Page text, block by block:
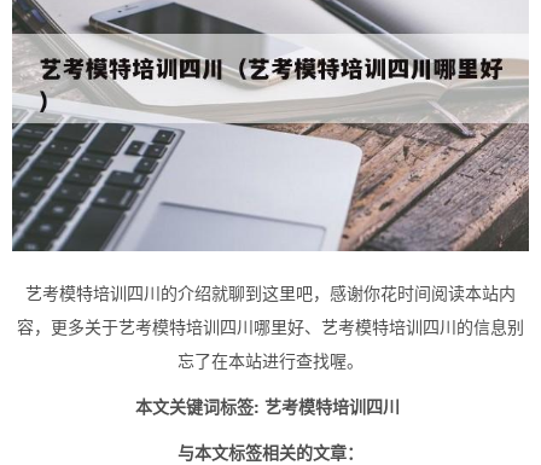
艺考模特培训四川的介绍就聊到这里吧，感谢你花时间阅读本站内
容，更多关于艺考模特培训四川哪里好、艺考模特培训四川的信息别
忘了在本站进行查找喔。
本文关键词标签: 艺考模特培训四川
与本文标签相关的文章：